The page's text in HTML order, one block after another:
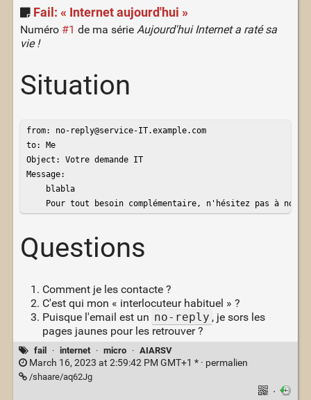
Fail: « Internet aujourd'hui »
Numéro #1 de ma série Aujourd'hui Internet a raté sa
vie !
Situation
from: no-reply@service-IT.example.com
to: Me
Object: Votre demande IT
Message:
    blabla
Pour tout besoin complémentaire, n'hésitez pas à
Questions
Comment je les contacte ?
C'est qui mon « interlocuteur habituel » ?
Puisque l'email est un no-reply , je sors les
pages jaunes pour les retrouver ?
fail · internet · micro · AIARSV
March 16, 2023 at 2:59:42 PM GMT+1 * · permalien
/shaare/aq62Jg
·